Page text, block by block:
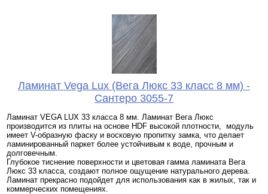
Ламинат Vega Lux (Вега Люкс 33 класс 8 мм) -
Сантеро 3055-7
Ламинат VEGA LUX 33 класса 8 мм. Ламинат Вега Люкс
производится из плиты на основе HDF высокой плотности, модуль
имеет V-образную фаску и восковую пропитку замка, что делает
ламинированный паркет более устойчивым к воде, прочным и
долговечным.
Глубокое тиснение поверхности и цветовая гамма ламината Вега
Люкс 33 класса, создают полное ощущение натурального дерева.
Ламинат прекрасно подойдет для использования как в жилых, так и
коммерческих помещениях.